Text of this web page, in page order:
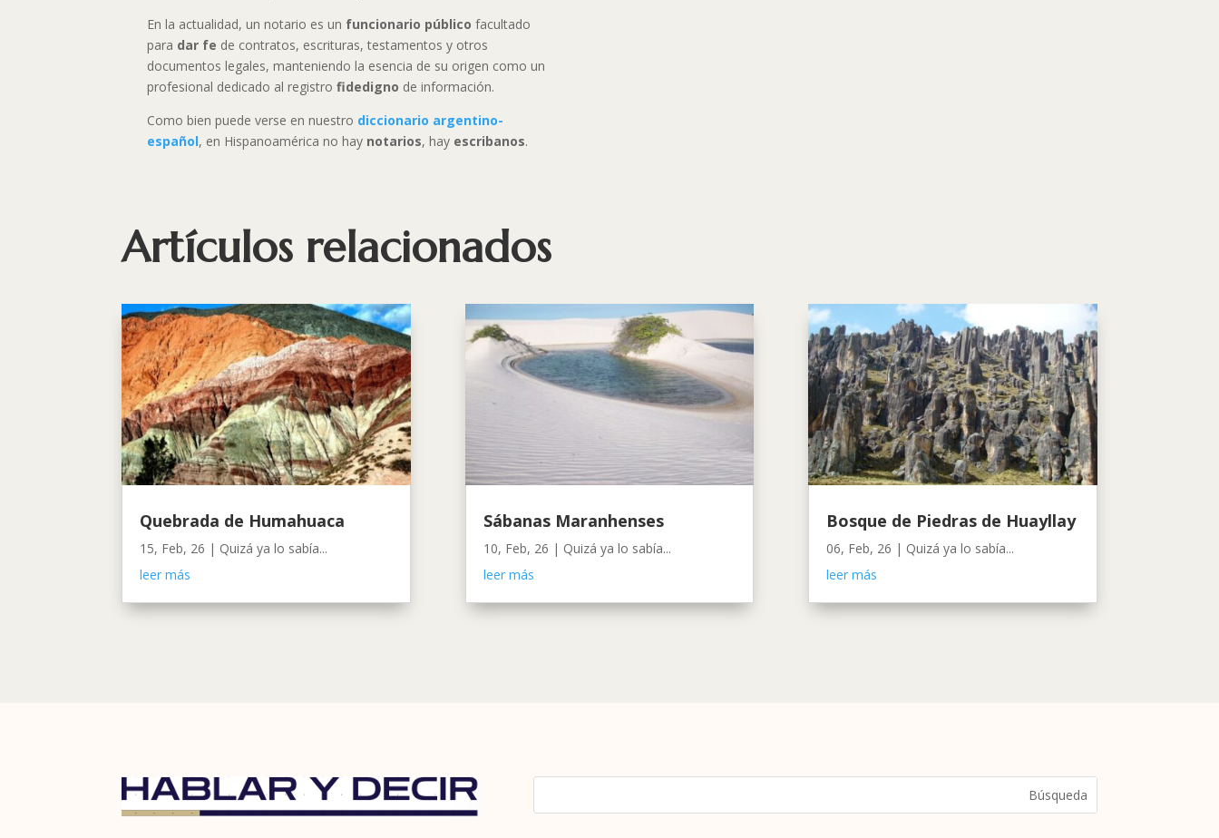
En la actualidad, un notario es un funcionario público facultado
para dar fe de contratos, escrituras, testamentos y otros
documentos legales, manteniendo la esencia de su origen como un
profesional dedicado al registrofidedigno de información.
Como bien puede verse en nuestro diccionario argentino-
español, en Hispanoamérica no hay notarios, hay escribanos.
Artículos relacionados
Quebrada de Humahuaca
15, Feb, 26 | Quizá ya lo sabía...
leer más
Sábanas Maranhenses
10, Feb, 26 | Quizá ya lo sabía...
leer más
Bosque de Piedras de Huayllay
06, Feb, 26 | Quizá ya lo sabía...
leer más